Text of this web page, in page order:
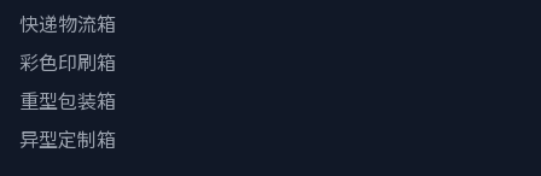
快递物流箱
彩色印刷箱
重型包装箱
异型定制箱